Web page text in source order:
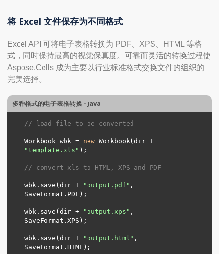
将 Excel 文件保存为不同格式
Excel API 可将电子表格转换为 PDF、XPS、HTML 等格
式，同时保持最高的视觉保真度。可靠而灵活的转换过程使
Aspose.Cells 成为主要以行业标准格式交换文件的组织的
完美选择。
多种格式的电子表格转换 - Java
// load file to be converted
Workbook wbk = new
"template.xls" );
// convert xls to HTML, XPS and PDF
wbk.save(dir + "output.pdf" ,
SaveFormat.PDF);
wbk.save(dir + "output.xps" ,
SaveFormat.XPS);
wbk.save(dir + "output.html" ,
SaveFormat.HTML);